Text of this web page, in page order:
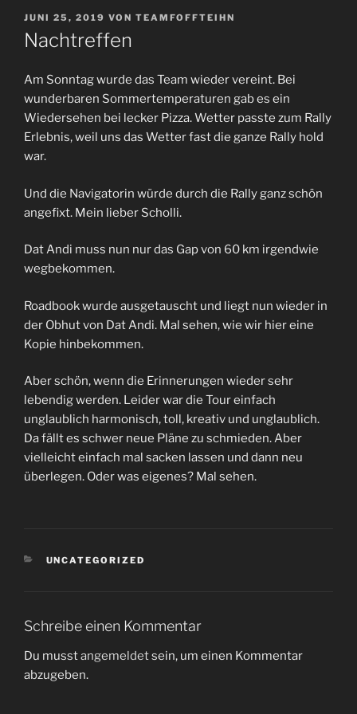
VERÖFFENTLICHT
AM
JUNI 25, 2019 VON TEAMFOFFTEIHN
Nachtreffen
Am Sonntag wurde das Team wieder vereint. Bei
wunderbaren Sommertemperaturen gab es ein
Wiedersehen bei lecker Pizza. Wetter passte zum Rally
Erlebnis, weil uns das Wetter fast die ganze Rally hold
war.
Und die Navigatorin würde durch die Rally ganz schön
angefixt. Mein lieber Scholli.
Dat Andi muss nun nur das Gap von 60 km irgendwie
wegbekommen.
Roadbook wurde ausgetauscht und liegt nun wieder in
der Obhut von Dat Andi. Mal sehen, wie wir hier eine
Kopie hinbekommen.
Aber schön, wenn die Erinnerungen wieder sehr
lebendig werden. Leider war die Tour einfach
unglaublich harmonisch, toll, kreativ und unglaublich.
Da fällt es schwer neue Pläne zu schmieden. Aber
vielleicht einfach mal sacken lassen und dann neu
überlegen. Oder was eigenes? Mal sehen.
KATEGORIEN
UNCATEGORIZED
Schreibe einen Kommentar
Du musstangemeldetsein, um einen Kommentar
abzugeben.